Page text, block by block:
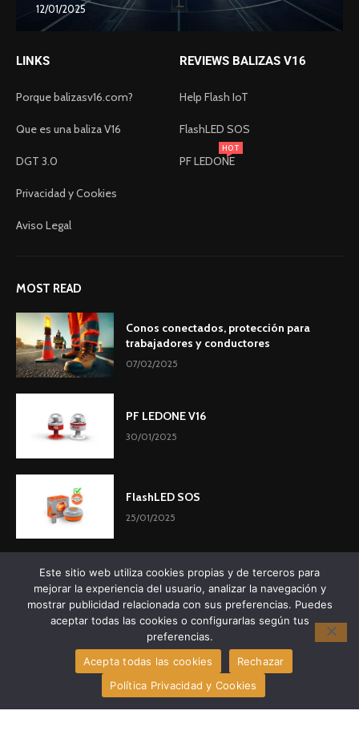
12/01/2025
LINKS
Porque balizasv16.com?
Que es una baliza V16
DGT 3.0
Privacidad y Cookies
Aviso Legal
REVIEWS BALIZAS V16
Help Flash IoT
FlashLED SOS
PF LEDONE
HOT
MOST READ
Conos conectados, protección para
trabajadores y conductores
07/02/2025
PF LEDONE V16
30/01/2025
FlashLED SOS
25/01/2025
Este sitio web utiliza cookies propias y de terceros para
mejorar la experiencia del usuario, analizar la navegación y
mostrar publicidad relacionada con sus preferencias. Puedes
aceptar todas las cookies o configurarlas según tus
preferencias.
Acepta todas las cookies
Rechazar
Política Privacidad y Cookies